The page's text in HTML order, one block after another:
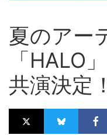
夏のアー
「HALO
共演決定！